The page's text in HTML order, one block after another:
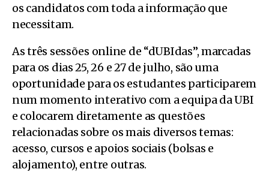
os candidatos com toda a informação que
necessitam.
As três sessões online de “dUBIdas”, marcadas
para os dias 25, 26 e 27 de julho, são uma
oportunidade para os estudantes participarem
num momento interativo com a equipa da UBI
e colocarem diretamente as questões
relacionadas sobre os mais diversos temas:
acesso, cursos e apoios sociais (bolsas e
alojamento), entre outras.